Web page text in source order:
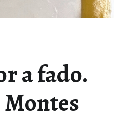
a fado.
Montes